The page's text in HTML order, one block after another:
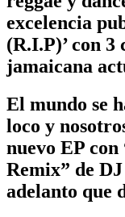
excelencia
(R.I.P)’ con 3
jamaicana
El mundo se
loco y
nuevo EP con
Remix” de
adelanto que